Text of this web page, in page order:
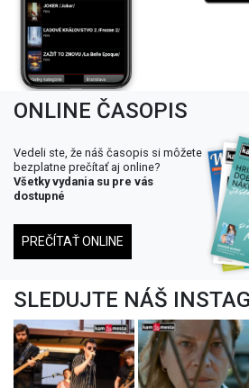
ONLINE ČASOPIS
Vedeli ste, že náš časopis si môžete
bezplatne prečítať aj online?
Všetky vydania su pre vás
dostupné
PREČÍTAŤ ONLINE
SLEDUJTE NÁŠ